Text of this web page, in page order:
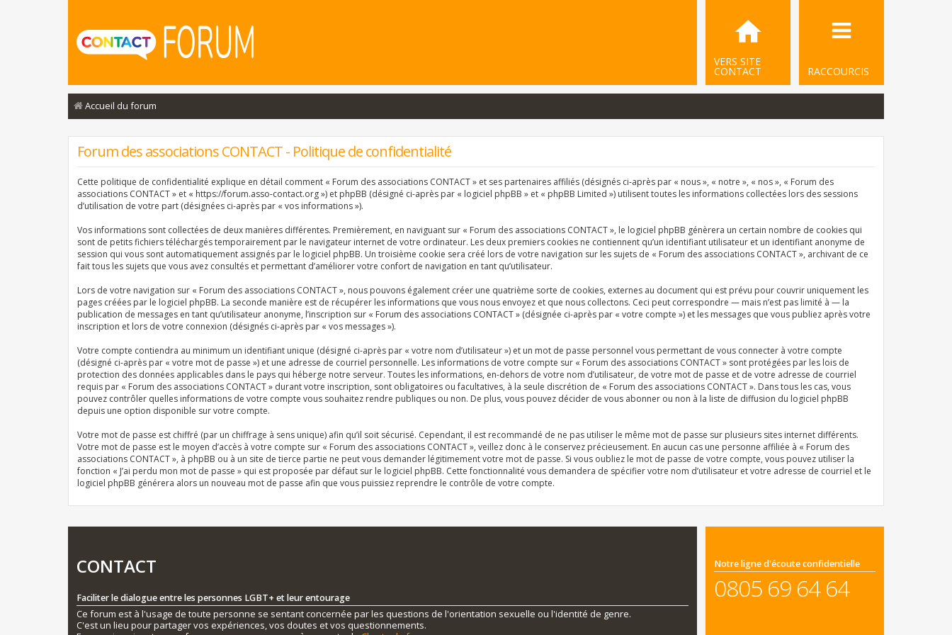
RACCOURCIS
VERS SITE
CONTACT
Accueil du forum
Forum des associations CONTACT - Politique de confidentialité
Cette politique de confidentialité explique en détail comment « Forum des associations CONTACT » et ses partenaires affiliés (désignés ci-après par « nous », « notre », « nos », « Forum des
associations CONTACT » et « https://forum.asso-contact.org ») et phpBB (désigné ci-après par « logiciel phpBB » et « phpBB Limited ») utilisent toutes les informations collectées lors des sessions
d’utilisation de votre part (désignées ci-après par « vos informations »).
Vos informations sont collectées de deux manières différentes. Premièrement, en naviguant sur « Forum des associations CONTACT », le logiciel phpBB génèrera un certain nombre de cookies qui
sont de petits fichiers téléchargés temporairement par le navigateur internet de votre ordinateur. Les deux premiers cookies ne contiennent qu’un identifiant utilisateur et un identifiant anonyme de
session qui vous sont automatiquement assignés par le logiciel phpBB. Un troisième cookie sera créé lors de votre navigation sur les sujets de « Forum des associations CONTACT », archivant de ce
fait tous les sujets que vous avez consultés et permettant d’améliorer votre confort de navigation en tant qu’utilisateur.
Lors de votre navigation sur « Forum des associations CONTACT », nous pouvons également créer une quatrième sorte de cookies, externes au document qui est prévu pour couvrir uniquement les
pages créées par le logiciel phpBB. La seconde manière est de récupérer les informations que vous nous envoyez et que nous collectons. Ceci peut correspondre — mais n’est pas limité à — la
publication de messages en tant qu’utilisateur anonyme, l’inscription sur « Forum des associations CONTACT » (désignée ci-après par « votre compte ») et les messages que vous publiez après votre
inscription et lors de votre connexion (désignés ci-après par « vos messages »).
Votre compte contiendra au minimum un identifiant unique (désigné ci-après par « votre nom d’utilisateur ») et un mot de passe personnel vous permettant de vous connecter à votre compte
(désigné ci-après par « votre mot de passe ») et une adresse de courriel personnelle. Les informations de votre compte sur « Forum des associations CONTACT » sont protégées par les lois de
protection des données applicables dans le pays qui héberge notre serveur. Toutes les informations, en-dehors de votre nom d’utilisateur, de votre mot de passe et de votre adresse de courriel
requis par « Forum des associations CONTACT » durant votre inscription, sont obligatoires ou facultatives, à la seule discrétion de « Forum des associations CONTACT ». Dans tous les cas, vous
pouvez contrôler quelles informations de votre compte vous souhaitez rendre publiques ou non. De plus, vous pouvez décider de vous abonner ou non à la liste de diffusion du logiciel phpBB
depuis une option disponible sur votre compte.
Votre mot de passe est chiffré (par un chiffrage à sens unique) afin qu’il soit sécurisé. Cependant, il est recommandé de ne pas utiliser le même mot de passe sur plusieurs sites internet différents.
Votre mot de passe est le moyen d’accès à votre compte sur « Forum des associations CONTACT », veillez donc à le conservez précieusement. En aucun cas une personne affiliée à « Forum des
associations CONTACT », à phpBB ou à un site de tierce partie ne peut vous demander légitimement votre mot de passe. Si vous oubliez le mot de passe de votre compte, vous pouvez utiliser la
fonction « J’ai perdu mon mot de passe » qui est proposée par défaut sur le logiciel phpBB. Cette fonctionnalité vous demandera de spécifier votre nom d’utilisateur et votre adresse de courriel et le
logiciel phpBB générera alors un nouveau mot de passe afin que vous puissiez reprendre le contrôle de votre compte.
CONTACT
Faciliter le dialogue entre les personnes LGBT+ et leur entourage
Ce forum est à l'usage de toute personne se sentant concernée par les questions de l'orientation sexuelle ou l'identité de genre.
C'est un lieu pour partager vos expériences, vos doutes et vos questionnements.
Notre ligne d'écoute confidentielle
0805 69 64 64